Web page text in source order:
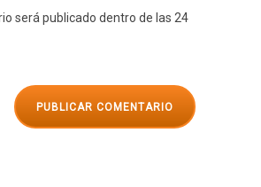
será publicado dentro de las 24